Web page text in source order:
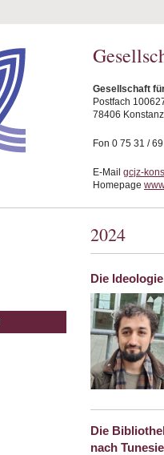
Gesellschaft
Postfach
78406 Konstanz
Fon 0 75 31 /
E-Mail gcjz-
Homepage
2024
Die
Die
nach